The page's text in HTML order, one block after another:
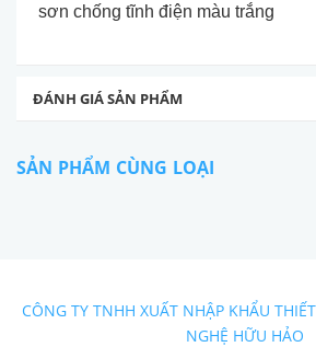
sơn chống tĩnh điện màu trắng
ĐÁNH GIÁ SẢN PHẨM
SẢN PHẨM CÙNG LOẠI
CÔNG TY TNHH XUẤT NHẬP KHẨU
NGHỆ HỮU HẢO